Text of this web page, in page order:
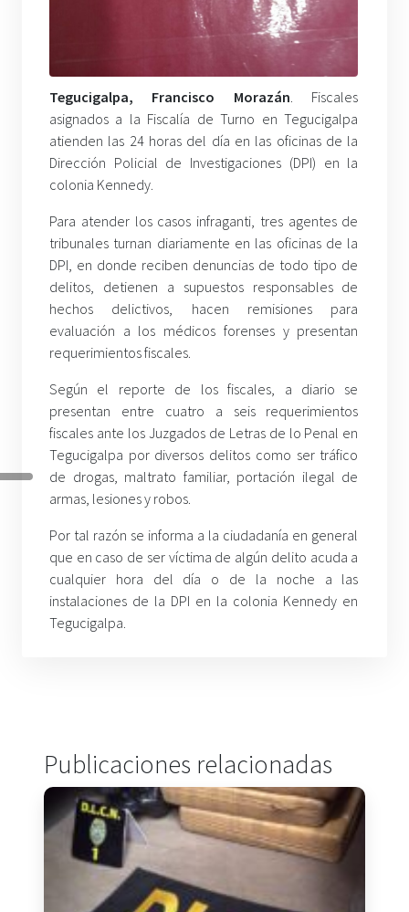
Tegucigalpa, Francisco Morazán . Fiscales
asignados a la Fiscalía de Turno en Tegucigalpa
atienden las 24 horas del día en las oficinas de la
Dirección Policial de Investigaciones (DPI) en la
colonia Kennedy.
Para atender los casos infraganti, tres agentes de
tribunales turnan diariamente en las oficinas de la
DPI, en donde reciben denuncias de todo tipo de
delitos, detienen a supuestos responsables de
hechos delictivos, hacen remisiones para
evaluación a los médicos forenses y presentan
requerimientos fiscales.
Según el reporte de los fiscales, a diario se
presentan entre cuatro a seis requerimientos
fiscales ante los Juzgados de Letras de lo Penal en
Tegucigalpa por diversos delitos como ser tráfico
de drogas, maltrato familiar, portación ilegal de
armas, lesiones y robos.
Por tal razón se informa a la ciudadanía en general
que en caso de ser víctima de algún delito acuda a
cualquier hora del día o de la noche a las
instalaciones de la DPI en la colonia Kennedy en
Tegucigalpa.
Publicaciones relacionadas